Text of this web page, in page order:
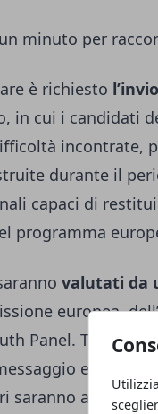
minuto per
è richiesto
in cui i candidati
incontrate,
durante il
capaci di
programma
valutati da
europea,
Panel. Tra i
e la
saranno